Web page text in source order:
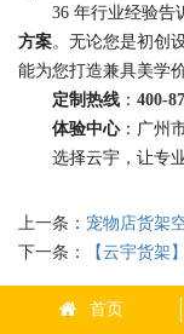
36 年行业经验告
方案。无论您是初创
能为您打造兼具美学
定制热线 ： 400-
体验中心：广州
选择云宇，让专
上一条： 宠物店货架空
下一条：
【云宇货架】
首页